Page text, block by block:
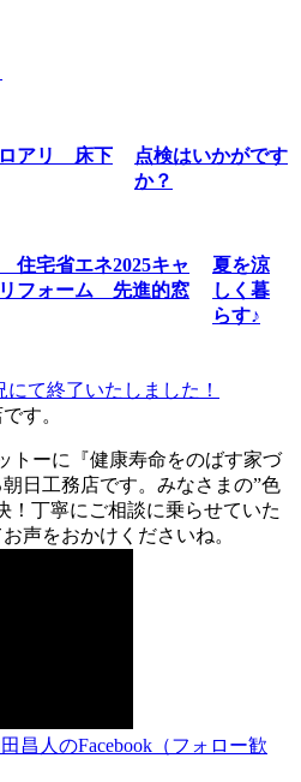
点検はいかがです
か？
夏を涼
しく暮
らす♪
て終了いたしました！
す。
トーに『健康寿命をのばす家づ
日工務店です。みなさまの”色
！丁寧にご相談に乗らせていた
声をおかけくださいね。
昌人のFacebook（フォロー歓